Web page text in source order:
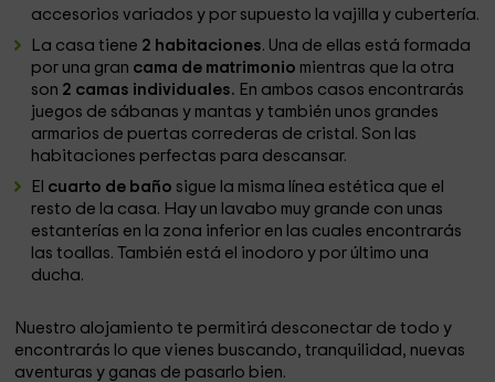
accesorios variados y por supuesto la vajilla y cubertería.
La casa tiene 2 habitaciones. Una de ellas está formada
por una gran cama de matrimonio mientras que la otra
son 2 camas individuales. En ambos casos encontrarás
juegos de sábanas y mantas y también unos grandes
armarios de puertas correderas de cristal. Son las
habitaciones perfectas para descansar.
El cuarto de baño sigue la misma línea estética que el
resto de la casa. Hay un lavabo muy grande con unas
estanterías en la zona inferior en las cuales encontrarás
las toallas. También está el inodoro y por último una
ducha.
Nuestro alojamiento te permitirá desconectar de todo y
encontrarás lo que vienes buscando, tranquilidad, nuevas
aventuras y ganas de pasarlo bien.